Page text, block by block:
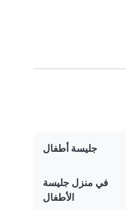
جليسة أطفال
في منزل جليسة
الأطفال